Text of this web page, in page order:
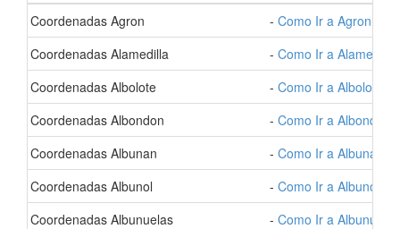
- Coordenadas Agron
- Como Ir a Agron
- Coordenadas Alamedilla
- Como Ir a Alamedilla
- Coordenadas Albolote
- Como Ir a Albolote
- Coordenadas Albondon
- Como Ir a Albondon
- Coordenadas Albunan
- Como Ir a Albunan
- Coordenadas Albunol
- Como Ir a Albunol
- Coordenadas Albunuelas
- Como Ir a Albunuelas